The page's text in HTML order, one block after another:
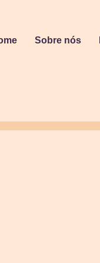
Sobre nós